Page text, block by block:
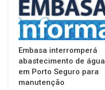
Embasa interromperá
abastecimento de água
em Porto Seguro para
manutenção